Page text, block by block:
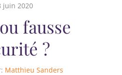
juin 2020
fausse
?
Matthieu Sanders